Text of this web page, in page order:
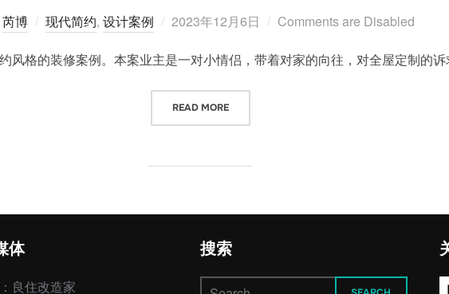
芮博 现代简约, 设计案例
Posted
2023年12月6日 Comments are Disabled
风格的装修案例。本案业主是一对小情侣，带着对家的向往，对全屋定制的
READ MORE“125㎡现代简约：全屋白色+克莱因蓝点缀，实现空
体
：良住改造家
搜索
Search